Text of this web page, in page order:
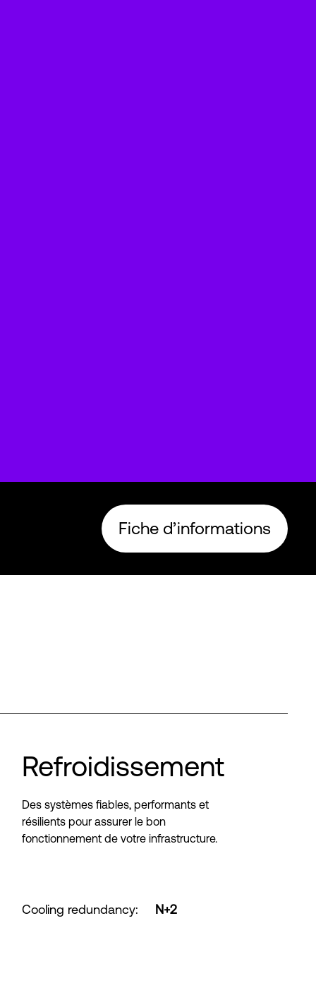
Fiche d’informations
Refroidissement
Des systèmes fiables, performants et
résilients pour assurer le bon
fonctionnement de votre infrastructure.
Cooling redundancy: N+2